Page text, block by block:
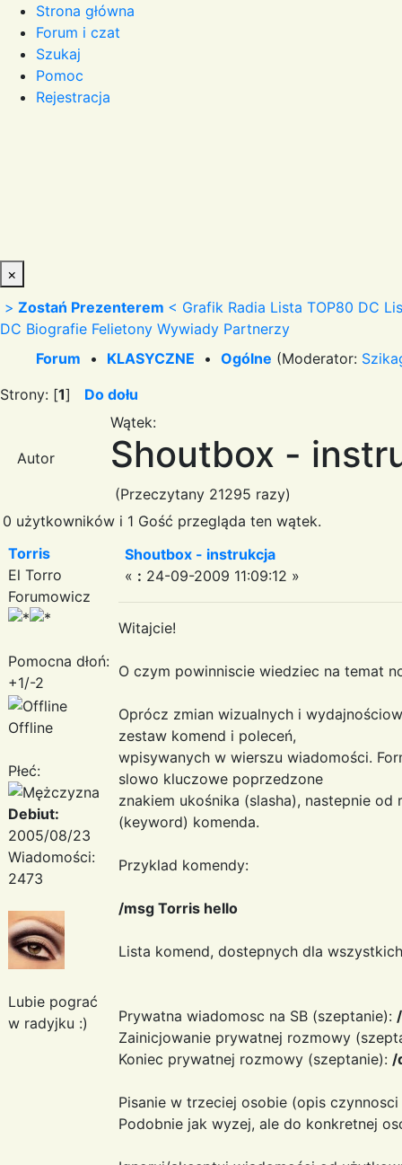
Strona główna
Forum i czat
Szukaj
Pomoc
Rejestracja
×
> Zostań Prezenterem < Grafik Radia Lista TOP80 DC
DC Biografie Felietony Wywiady Partnerzy
Forum • KLASYCZNE • Ogólne (Moderator:
Strony: [1] Do dołu
Autor
Wątek:
Shoutbox -
(Przeczytany 21295 razy)
0 użytkowników i 1 Gość przegląda ten wątek.
Torris
El Torro
Forumowicz
Pomocna dłoń:
+1/-2
Offline
Płeć:
Debiut:
2005/08/23
Wiadomości:
2473
Lubie pograć
w radyjku :)
Shoutbox - instrukcja
« : 24-09-2009 11:09:12 »
Witajcie!
O czym powinniscie wiedziec na temat
Oprócz zmian wizualnych i
zestaw komend i poleceń,
wpisywanych w wierszu wiadomości.
slowo kluczowe poprzedzone
znakiem ukośnika (slasha), nastepnie
(keyword) komenda.
Przyklad komendy:
/msg Torris hello
Lista komend, dostepnych dla
Prywatna wiadomosc na SB (szeptanie):
Zainicjowanie prywatnej rozmowy
Koniec prywatnej rozmowy (szeptanie): /
Pisanie w trzeciej osobie (opis
Podobnie jak wyzej, ale do konkretnej